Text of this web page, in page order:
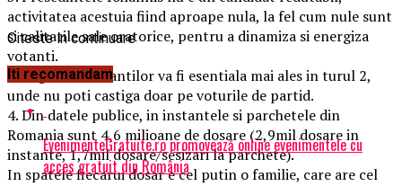
activitatea acestuia fiind aproape nula, la fel cum nule sunt
si calitatile sale oratorice, pentru a dinamiza si energiza
votanti.
Energizarea votantilor va fi esentiala mai ales in turul 2,
unde nu poti castiga doar pe voturile de partid.
4. Din datele publice, in instantele si parchetele din
Romania sunt 4,6 milioane de dosare (2,9mil dosare in
instante, 1,7mil dosare/sesizari la parchete).
In spatele fiecarui dosar e cel putin o familie, care are cel
Citeste in continuare
Iti recomandam
EvenimenteGratuite.ro promovează online evenimentele cu
acces gratuit din România